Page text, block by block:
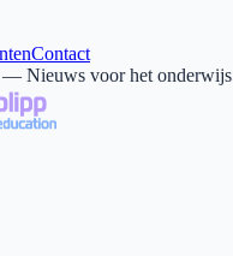
Contact
Nieuws voor het onderwijs